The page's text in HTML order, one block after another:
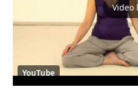
Video
YouTube